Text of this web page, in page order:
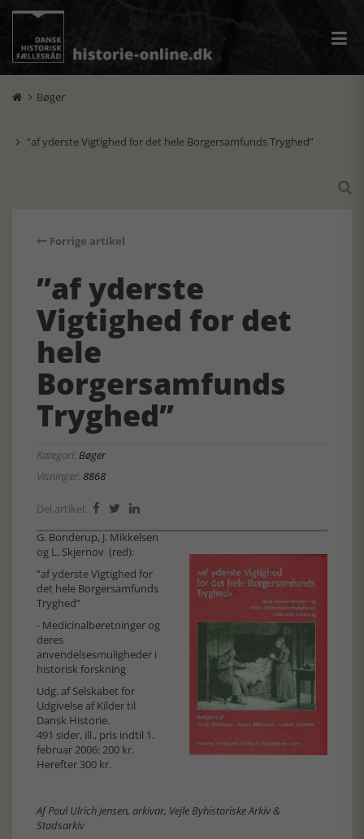
 Bøger
 ”af yderste Vigtighed for det hele Borgersamfunds Tryghed”

Forrige artikel
”af yderste
Vigtighed for det
hele
Borgersamfunds
Tryghed”
Kategori:Bøger
Visninger:8868
Del artikel:   
G. Bonderup, J. Mikkelsen
og L. Skjernov (red):
”af yderste Vigtighed for
det hele Borgersamfunds
Tryghed”
- Medicinalberetninger og
deres
anvendelsesmuligheder i
historisk forskning
Udg. af Selskabet for
Udgivelse af Kilder til
Dansk Historie.
491 sider, ill., pris indtil 1.
februar 2006: 200 kr.
Herefter 300 kr.
Af Poul Ulrich Jensen, arkivar, Vejle Byhistoriske Arkiv &
Stadsarkiv